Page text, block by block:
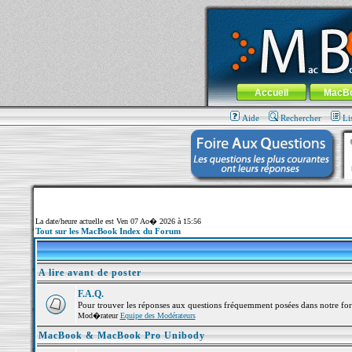
MacBook-fr.com : 100% Apple... 100%
Aller au contenu-Aller au menu
Menu général
Accueil
Aide Rechercher
La date/heure actuelle est Ven 07 Ao� 2026 à 15:56
Tout sur les MacBook Index du Forum
A lire avant de poster
F.A.Q.
Pour trouver les réponses aux questions fréquemment posées dans notre
Mod�rateurEquipe des Modérateurs
MacBook & MacBook Pro Unibody